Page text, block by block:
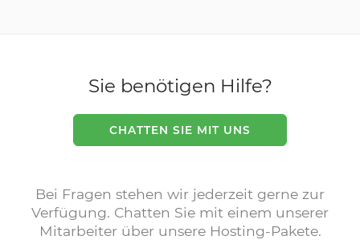
Sie benötigen Hilfe?
CHATTEN SIE MIT UNS
Bei Fragen stehen wir jederzeit gerne zur
Verfügung. Chatten Sie mit einem unserer
Mitarbeiter über unsere Hosting-Pakete.